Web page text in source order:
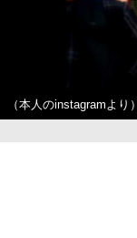
（本人のinstagramより）